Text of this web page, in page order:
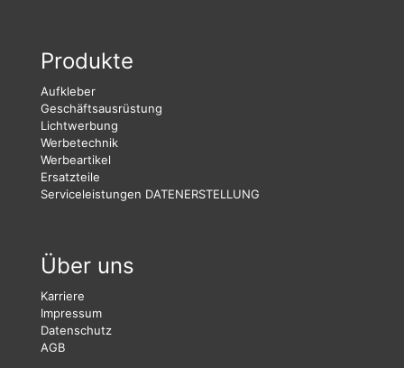
Produkte
Aufkleber
Geschäftsausrüstung
Lichtwerbung
Werbetechnik
Werbeartikel
Ersatzteile
Serviceleistungen DATENERSTELLUNG
Über uns
Karriere
Impressum
Datenschutz
AGB